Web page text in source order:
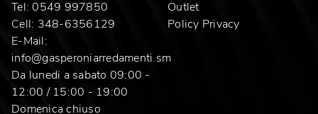
Tel: 0549 997850
Cell: 348-6356129
E-Mail:
info@gasperoniarredamenti.sm
Da lunedi a sabato 09:00 -
12:00 / 15:00 - 19:00
Domenica chiuso
Outlet
Policy Privacy